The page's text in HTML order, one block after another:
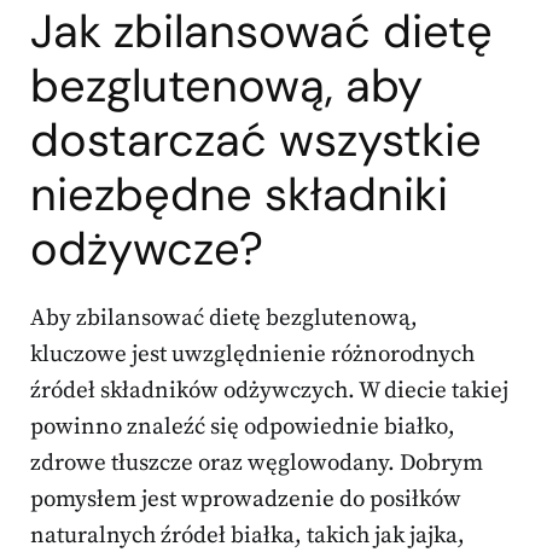
Jak zbilansować dietę
bezglutenową, aby
dostarczać wszystkie
niezbędne składniki
odżywcze?
Aby zbilansować dietę bezglutenową,
kluczowe jest uwzględnienie różnorodnych
źródeł składników odżywczych. W diecie takiej
powinno znaleźć się odpowiednie białko,
zdrowe tłuszcze oraz węglowodany. Dobrym
pomysłem jest wprowadzenie do posiłków
naturalnych źródeł białka, takich jak jajka,